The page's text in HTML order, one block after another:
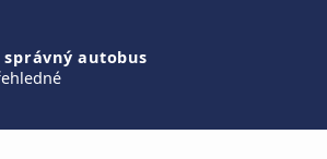
autobus